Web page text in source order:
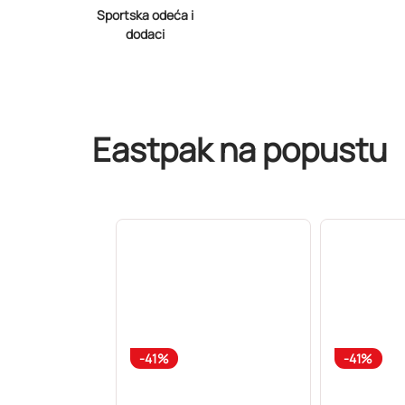
Sportska odeća i
dodaci
Eastpak na popustu
-41% -41%